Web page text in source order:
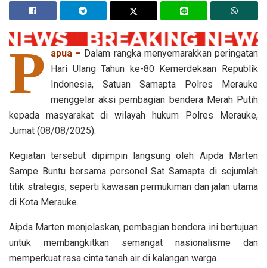
P apua – Dalam rangka menyemarakkan peringatan
Hari Ulang Tahun ke-80 Kemerdekaan Republik
Indonesia, Satuan Samapta Polres Merauke
menggelar aksi pembagian bendera Merah Putih
kepada masyarakat di wilayah hukum Polres Merauke,
Jumat (08/08/2025).
Kegiatan tersebut dipimpin langsung oleh Aipda Marten
Sampe Buntu bersama personel Sat Samapta di sejumlah
titik strategis, seperti kawasan permukiman dan jalan utama
di Kota Merauke.
Aipda Marten menjelaskan, pembagian bendera ini bertujuan
untuk membangkitkan semangat nasionalisme dan
memperkuat rasa cinta tanah air di kalangan warga.